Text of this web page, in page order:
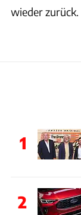
wieder zurück.
1
2